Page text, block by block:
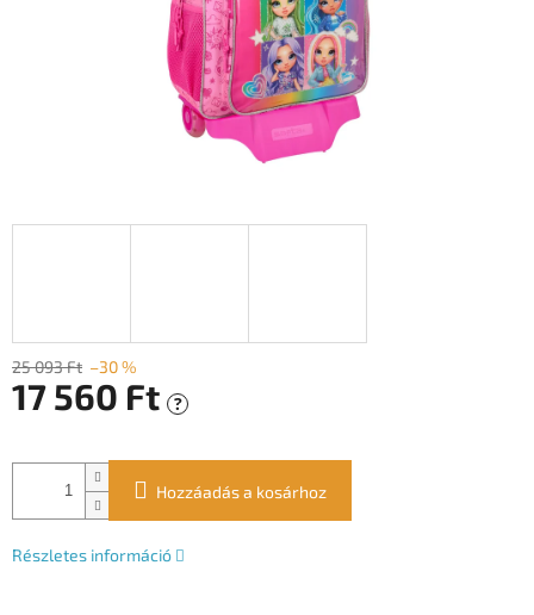
25 093 Ft –30 %
17 560 Ft ?
Hozzáadás a kosárhoz
Részletes információ